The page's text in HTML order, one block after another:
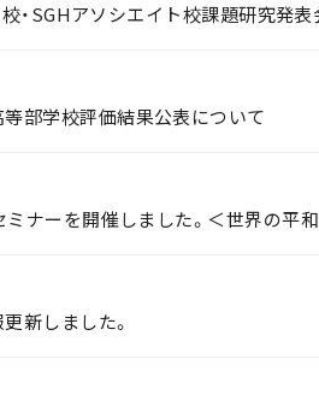
校・SGHアソシエイト校課題研究発表
部学校評価結果公表について
ミナーを開催しました。＜世界の平
新しました。